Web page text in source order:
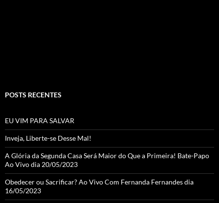
el
POSTS RECENTES
EU VIM PARA SALVAR
Inveja, Liberte-se Desse Mal!
A Glória da Segunda Casa Será Maior do Que a Primeira! Bate-Papo
Ao Vivo dia 20/05/2023
Obedecer ou Sacrificar? Ao Vivo Com Fernanda Fernandes dia
16/05/2023